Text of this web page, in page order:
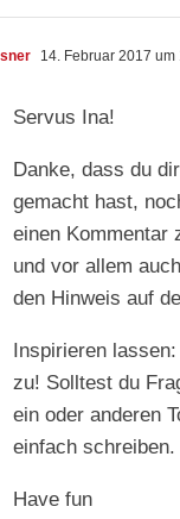
14. Februar 2017 um
Servus Ina!
Danke, dass du
gemacht hast,
einen Kommentar
und vor allem
den Hinweis auf
Inspirieren
zu! Solltest du
ein oder anderen
einfach schreiben.
Have fun